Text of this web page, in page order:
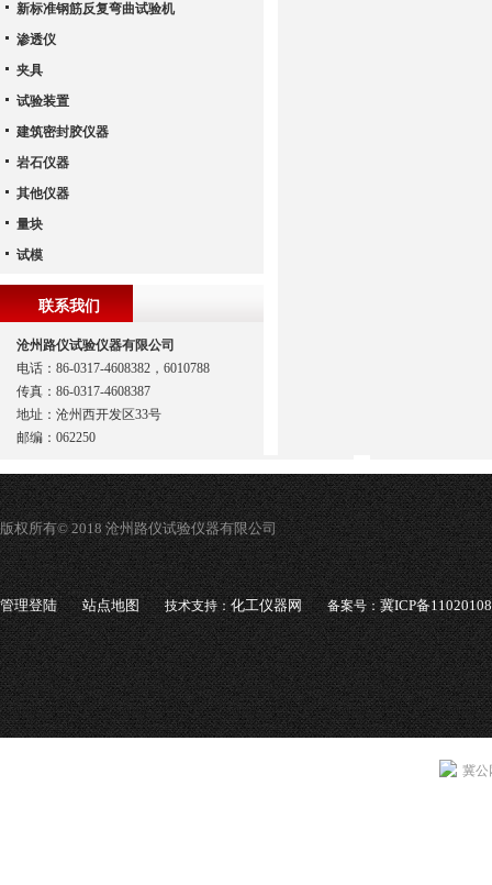
新标准钢筋反复弯曲试验机
渗透仪
夹具
试验装置
建筑密封胶仪器
岩石仪器
其他仪器
量块
试模
联系我们
沧州路仪试验仪器有限公司
电话：86-0317-4608382，6010788
传真：86-0317-4608387
地址：沧州西开发区33号
邮编：062250
版权所有© 2018 沧州路仪试验仪器有限公司
管理登陆 站点地图 技术支持：化工仪器网 备案号：冀ICP备
冀公